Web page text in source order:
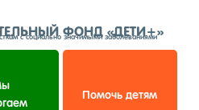
к
содержимому
ФОНД «ДЕТИ+»
с социально значимыми заболеваниями
Помочь детям